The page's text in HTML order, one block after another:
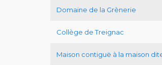
Domaine de la Grènerie
Collège de Treignac
Maison contiguë à la maison